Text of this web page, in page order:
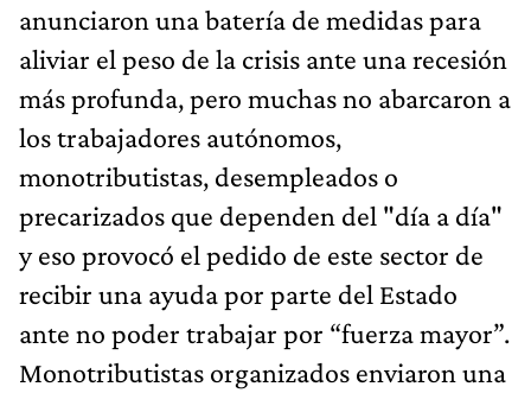
anunciaron una batería de medidas para
aliviar el peso de la crisis ante una recesión
más profunda, pero muchas no abarcaron a
los trabajadores autónomos,
monotributistas, desempleados o
precarizados que dependen del "día a día"
y eso provocó el pedido de este sector de
recibir una ayuda por parte del Estado
ante no poder trabajar por “fuerza mayor”.
Monotributistas organizados enviaron una